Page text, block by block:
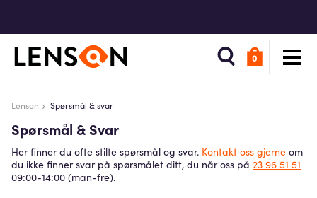
0
Lenson Spørsmål & svar
Spørsmål & Svar
Her finner du ofte stilte spørsmål og svar. Kontakt oss gjerne om
du ikke finner svar på spørsmålet ditt, du når oss på 23 96 51 51
09:00-14:00 (man-fre).